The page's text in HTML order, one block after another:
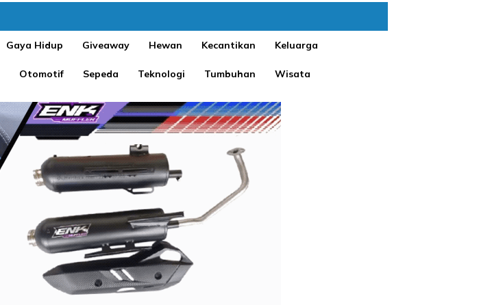
Gaya Hidup Giveaway Hewan Kecantikan Keluarga
Otomotif Sepeda Teknologi Tumbuhan Wisata